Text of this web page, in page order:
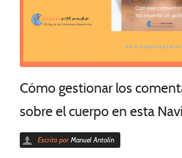
Cómo gestionar los
sobre el cuerpo en esta
Escrito por Manuel Antolín